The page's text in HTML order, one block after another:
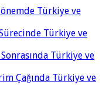
Türkiye ve
Türkiye ve
Türkiye ve
Çağında Türkiye ve